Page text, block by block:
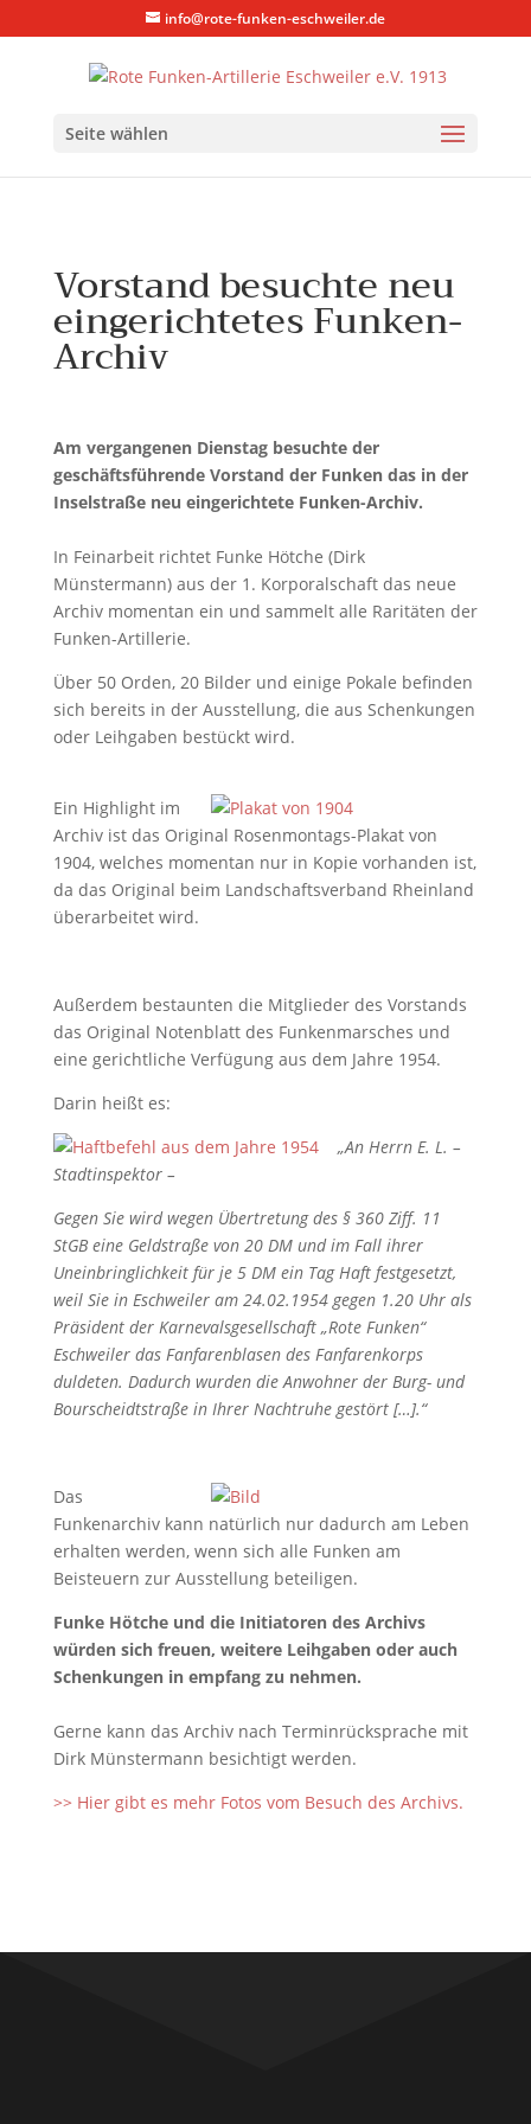
info@rote-funken-eschweiler.de
Seite wählen
Vorstand besuchte neu
eingerichtetes Funken-
Archiv
Am vergangenen Dienstag besuchte der
geschäftsführende Vorstand der Funken das in der
Inselstraße neu eingerichtete Funken-Archiv.
In Feinarbeit richtet Funke Hötche (Dirk
Münstermann) aus der 1. Korporalschaft das neue
Archiv momentan ein und sammelt alle Raritäten der
Funken-Artillerie.
Über 50 Orden, 20 Bilder und einige Pokale befinden
sich bereits in der Ausstellung, die aus Schenkungen
oder Leihgaben bestückt wird.
Ein Highlight im
Archiv ist das Original Rosenmontags-Plakat von
1904, welches momentan nur in Kopie vorhanden ist,
da das Original beim Landschaftsverband Rheinland
überarbeitet wird.
Außerdem bestaunten die Mitglieder des Vorstands
das Original Notenblatt des Funkenmarsches und
eine gerichtliche Verfügung aus dem Jahre 1954.
Darin heißt es:
„An Herrn E. L. –
Stadtinspektor –
Gegen Sie wird wegen Übertretung des § 360 Ziff. 11
StGB eine Geldstraße von 20 DM und im Fall ihrer
Uneinbringlichkeit für je 5 DM ein Tag Haft festgesetzt,
weil Sie in Eschweiler am 24.02.1954 gegen 1.20 Uhr als
Präsident der Karnevalsgesellschaft „Rote Funken“
Eschweiler das Fanfarenblasen des Fanfarenkorps
duldeten. Dadurch wurden die Anwohner der Burg- und
Bourscheidtstraße in Ihrer Nachtruhe gestört […].“
Das
Funkenarchiv kann natürlich nur dadurch am Leben
erhalten werden, wenn sich alle Funken am
Beisteuern zur Ausstellung beteiligen.
Funke Hötche und die Initiatoren des Archivs
würden sich freuen, weitere Leihgaben oder auch
Schenkungen in empfang zu nehmen.
Gerne kann das Archiv nach Terminrücksprache mit
Dirk Münstermann besichtigt werden.
>> Hier gibt es mehr Fotos vom Besuch des Archivs.